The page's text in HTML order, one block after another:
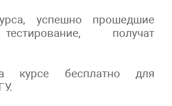
успешно прошедшие
получат
курсе бесплатно для